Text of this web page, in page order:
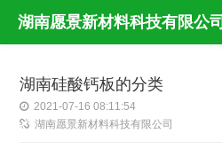
湖南愿景新材料科技有限公司
湖南硅酸钙板的分类
2021-07-16 08:11:54
湖南愿景新材料科技有限公司